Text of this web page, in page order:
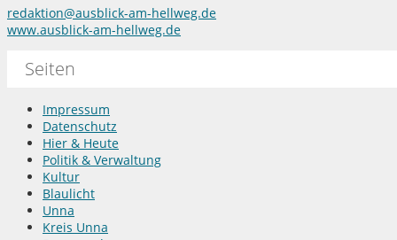
redaktion@ausblick-am-hellweg.de
www.ausblick-am-hellweg.de
Seiten
Impressum
Datenschutz
Hier & Heute
Politik & Verwaltung
Kultur
Blaulicht
Unna
Kreis Unna